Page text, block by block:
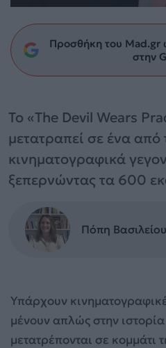
Προσθήκη του Mad.gr
στην
Το «The Devil Wears
μετατραπεί σε ένα
κινηματογραφικά
ξεπερνώντας τα 600
Πόπη Βασιλείου
Υπάρχουν
μένουν απλώς στην
μετατρέπονται σε κομμάτι